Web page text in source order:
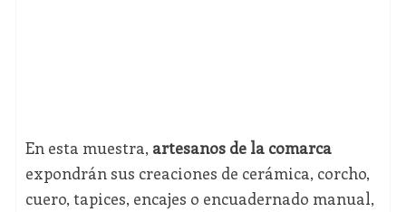
En esta muestra, artesanos de la comarca
expondrán sus creaciones de cerámica, corcho,
cuero, tapices, encajes o encuadernado manual,